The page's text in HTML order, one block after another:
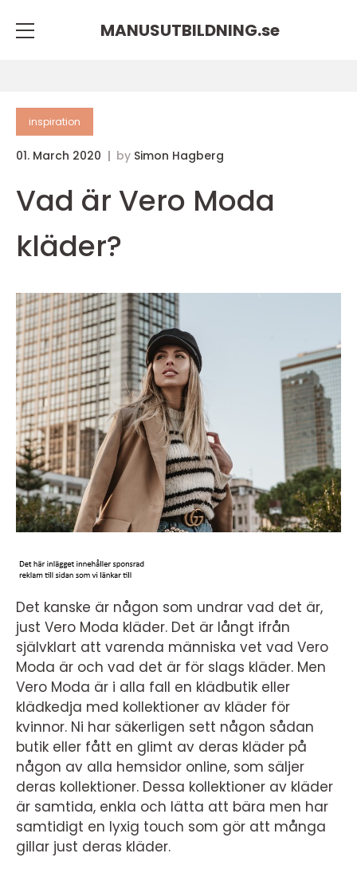
MANUSUTBILDNING.se
inspiration
01. March 2020 by Simon Hagberg
Vad är Vero Moda
kläder?
Det kanske är någon som undrar vad det är,
just Vero Moda kläder. Det är långt ifrån
självklart att varenda människa vet vad Vero
Moda är och vad det är för slags kläder. Men
Vero Moda är i alla fall en klädbutik eller
klädkedja med kollektioner av kläder för
kvinnor. Ni har säkerligen sett någon sådan
butik eller fått en glimt av deras kläder på
någon av alla hemsidor online, som säljer
deras kollektioner. Dessa kollektioner av kläder
är samtida, enkla och lätta att bära men har
samtidigt en lyxig touch som gör att många
gillar just deras kläder.